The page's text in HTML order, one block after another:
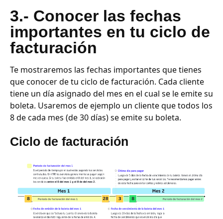
3.- Conocer las fechas
importantes en tu ciclo de
facturación
Te mostraremos las fechas importantes que tienes
que conocer de tu ciclo de facturación. Cada cliente
tiene un día asignado del mes en el cual se le emite su
boleta. Usaremos de ejemplo un cliente que todos los
8 de cada mes (de 30 días) se emite su boleta.
Ciclo de facturación